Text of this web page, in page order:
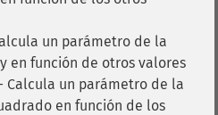
un parámetro de la
en función de otros valores
Calcula un parámetro de la
en función de los